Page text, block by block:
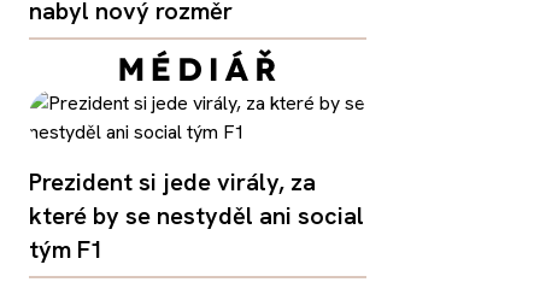
nabyl nový rozměr
Prezident si jede virály, za
které by se nestyděl ani social
tým F1